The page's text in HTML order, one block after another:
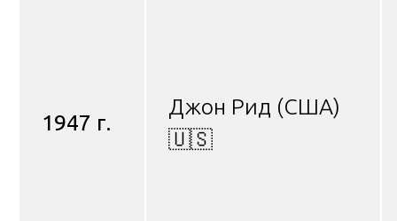
1947 г.
Джон Рид (США)
🇺🇸